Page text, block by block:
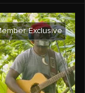
Exclusive